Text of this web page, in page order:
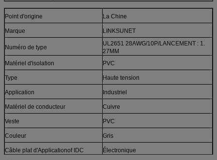
Point d'origine La Chine
Marque LINKSUNET
Numéro de type
UL2651 28AWG/10P/LANCEMENT : 1.
27MM
Matériel d'isolation
PVC
Type Haute tension
Application Industriel
Matériel de conducteur Cuivre
Veste PVC
Couleur Gris
Câble plat d'Applicationof IDC Électronique